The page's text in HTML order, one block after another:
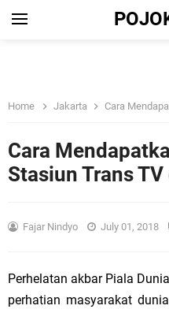
Home Jakarta Cara
Cara
Stasiun Trans
Fajar Nindyo July 01, 2018
Perhelatan akbar Piala
perhatian masyarakat